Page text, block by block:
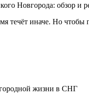
Новгорода: обзор и
течёт иначе. Но чтобы
жизни в СНГ